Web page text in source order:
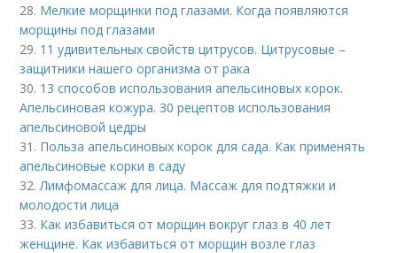
28. Мелкие морщинки под глазами. Когда появляются
морщины под глазами
29. 11 удивительных свойств цитрусов. Цитрусовые –
защитники нашего организма от рака
30. 13 способов использования апельсиновых корок.
Апельсиновая кожура. 30 рецептов использования
апельсиновой цедры
31. Польза апельсиновых корок для сада. Как применять
апельсиновые корки в саду
32.Лимфомассаж для лица. Массаж для подтяжки и
молодости лица
33. Как избавиться от морщин вокруг глаз в 40 лет
женщине. Как избавиться от морщин возле глаз